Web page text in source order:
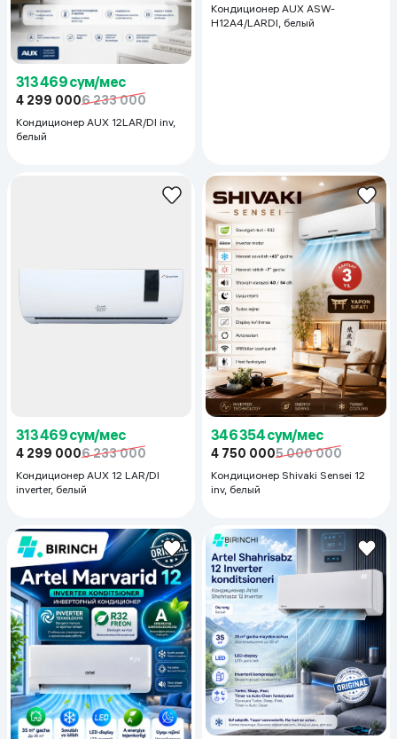
313 469 сум/мес
4 299 0006 233 000
Кондиционер AUX 12LAR/DI inv,
белый
Кондиционер AUX ASW-
H12A4/LARDI, белый
313 469 сум/мес
4 299 0006 233 000
Кондиционер AUX 12 LAR/DI
inverter, белый
346 354 сум/мес
4 750 0005 000 000
Кондиционер Shivaki Sensei 12
inv, белый